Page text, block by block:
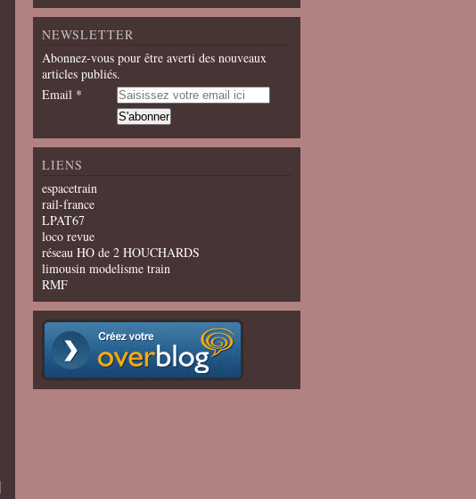
NEWSLETTER
Abonnez-vous pour être averti des nouveaux
articles publiés.
Email
LIENS
espacetrain
rail-france
LPAT67
loco revue
réseau HO de 2 HOUCHARDS
limousin modelisme train
RMF